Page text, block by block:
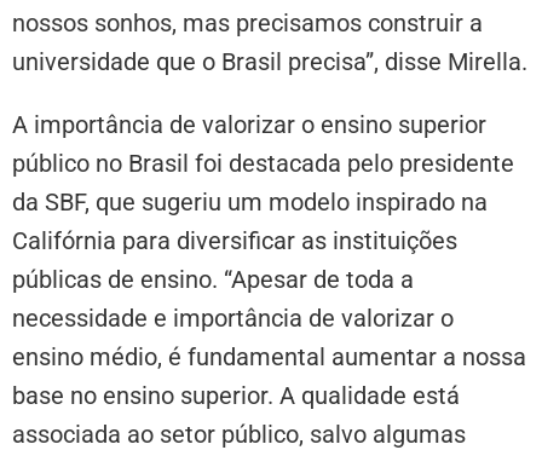
nossos sonhos, mas precisamos construir a
universidade que o Brasil precisa”, disse Mirella.
A importância de valorizar o ensino superior
público no Brasil foi destacada pelo presidente
da SBF, que sugeriu um modelo inspirado na
Califórnia para diversificar as instituições
públicas de ensino. “Apesar de toda a
necessidade e importância de valorizar o
ensino médio, é fundamental aumentar a nossa
base no ensino superior. A qualidade está
associada ao setor público, salvo algumas